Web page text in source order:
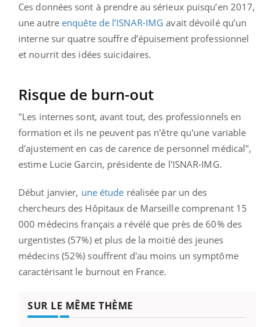
Ces données sont à prendre au sérieux puisqu’en 2017,
une autre enquête de l’ISNAR-IMG avait dévoilé qu’un
interne sur quatre souffre d’épuisement professionnel
et nourrit des idées suicidaires.
Risque de burn-out
"Les internes sont, avant tout, des professionnels en
formation et ils ne peuvent pas n'être qu'une variable
d'ajustement en cas de carence de personnel médical",
estime Lucie Garcin, présidente de l'ISNAR-IMG.
Début janvier, une étude réalisée par un des
chercheurs des Hôpitaux de Marseille comprenant 15
000 médecins français a révélé que près de 60% des
urgentistes (57%) et plus de la moitié des jeunes
médecins (52%) souffrent d'au moins un symptôme
caractérisant le burnout en France.
SUR LE MÊME THÈME